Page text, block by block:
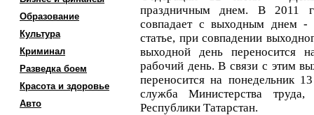
Образование
Культура
Криминал
Разведка боем
Красота и здоровье
Авто
праздничным днем. В 2011
совпадает с выходным днем -
статье, при совпадении
выходной день переносится
рабочий день. В связи с этим
переносится на понедельник
служба Министерства
Республики Татарстан.